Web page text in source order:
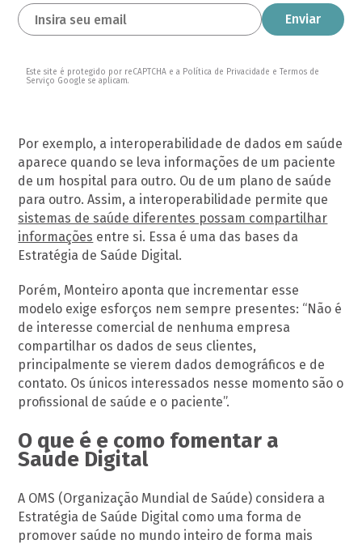
Este site é protegido por reCAPTCHA e a Política de Privacidade e Termos de
Serviço Google se aplicam.
Por exemplo, a interoperabilidade de dados em saúde
aparece quando se leva informações de um paciente
de um hospital para outro. Ou de um plano de saúde
para outro. Assim, a interoperabilidade permite que
sistemas de saúde diferentes possam compartilhar
informações entre si. Essa é uma das bases da
Estratégia de Saúde Digital.
Porém, Monteiro aponta que incrementar esse
modelo exige esforços nem sempre presentes: “Não é
de interesse comercial de nenhuma empresa
compartilhar os dados de seus clientes,
principalmente se vierem dados demográficos e de
contato. Os únicos interessados nesse momento são o
profissional de saúde e o paciente”.
O que é e como fomentar a
Saúde Digital
A OMS (Organização Mundial de Saúde) considera a
Estratégia de Saúde Digital como uma forma de
promover saúde no mundo inteiro de forma mais